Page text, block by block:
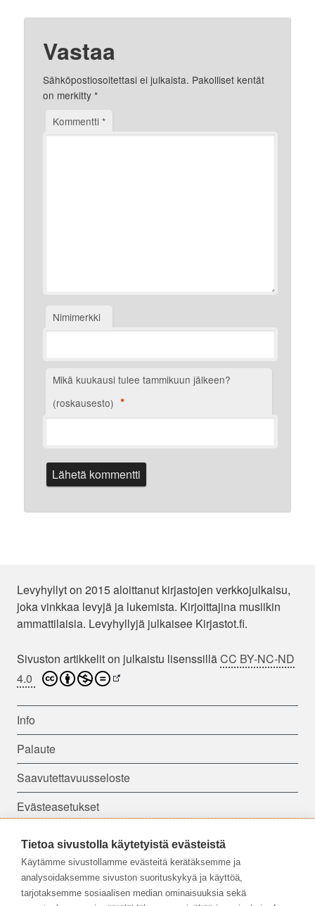
Vastaa
Sähköpostiosoitettasi ei julkaista. Pakolliset kentät
on merkitty*
Kommentti*
Nimimerkki
Mikä kuukausi tulee tammikuun jälkeen?
(roskausesto) *
Levyhyllyt on 2015 aloittanut kirjastojen verkkojulkaisu,
joka vinkkaa levyjä ja lukemista. Kirjoittajina musiikin
ammattilaisia. Levyhyllyjä julkaisee Kirjastot.fi.
Sivuston artikkelit on julkaistu lisenssilläCC BY-NC-ND
4.0
Info
Palaute
Saavutettavuusseloste
Evästeasetukset
Seuraa meitä:
Tietoa sivustolla käytetyistä evästeistä
Käytämme sivustollamme evästeitä kerätäksemme ja
analysoidaksemme sivuston suorituskykyä ja käyttöä,
tarjotaksemme sosiaalisen median ominaisuuksia sekä